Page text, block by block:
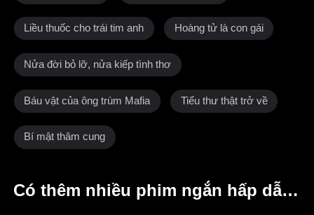
Liều thuốc cho trái tim anh Hoàng tử là con gái
Nửa đời bỏ lỡ, nửa kiếp tình thơ
Báu vật của ông trùm Mafia Tiểu thư thật trở về
Bí mật thâm cung
Có thêm nhiều phim ngắn hấp dẫn khác dành cho bạn